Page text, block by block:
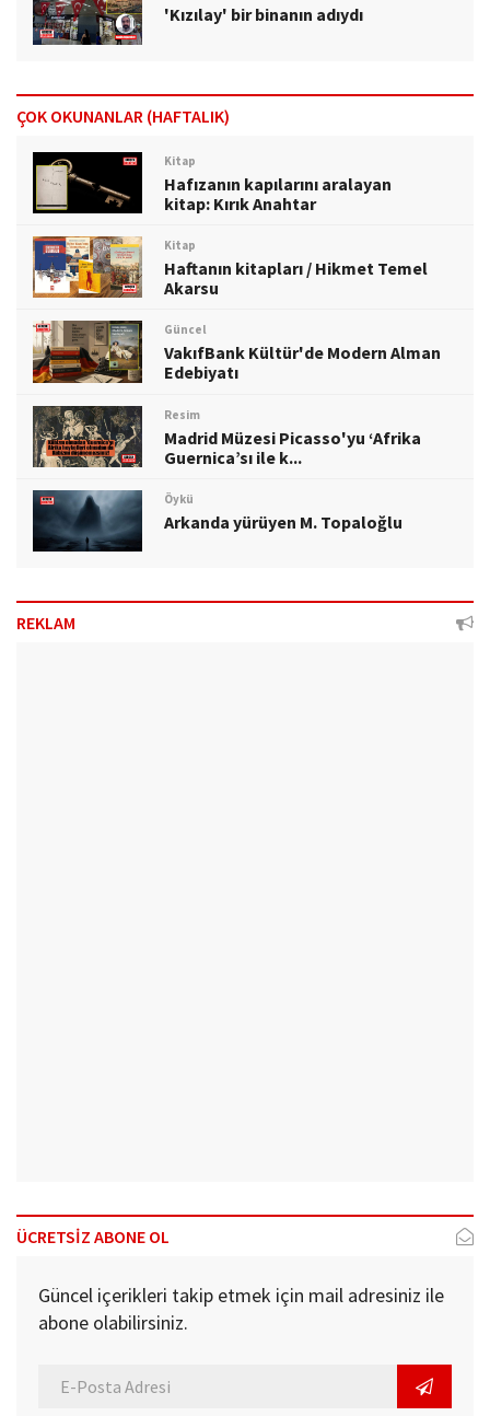
'Kızılay' bir binanın adıydı
ÇOK OKUNANLAR (HAFTALIK)
Kitap
Hafızanın kapılarını aralayan
kitap: Kırık Anahtar
Kitap
Haftanın kitapları / Hikmet Temel
Akarsu
Güncel
VakıfBank Kültür'de Modern Alman
Edebiyatı
Resim
Madrid Müzesi Picasso'yu ‘Afrika
Guernica’sı ile k...
Öykü
Arkanda yürüyen M. Topaloğlu
REKLAM
ÜCRETSİZ ABONE OL
Güncel içerikleri takip etmek için mail adresiniz ile
abone olabilirsiniz.